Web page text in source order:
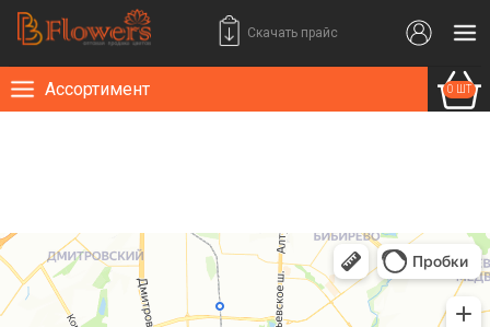
Скачать прайс
Ассортимент 0 ШТ